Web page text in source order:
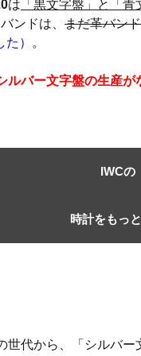
は 「黒文字盤」と「
ンドは、 まだ革バン
）
。
ルバー文字盤の生産が
IWCの
時計をもっ
代から、「シルバー